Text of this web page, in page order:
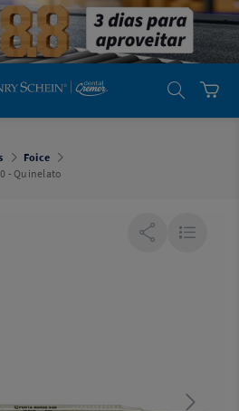
Foice
- Quinelato